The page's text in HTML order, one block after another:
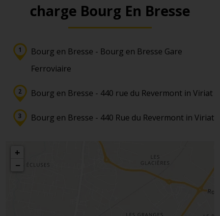
charge Bourg En Bresse
Bourg en Bresse - Bourg en Bresse Gare
Ferroviaire
Bourg en Bresse - 440 rue du Revermont in Viriat
Bourg en Bresse - 440 Rue du Revermont in Viriat
+
−